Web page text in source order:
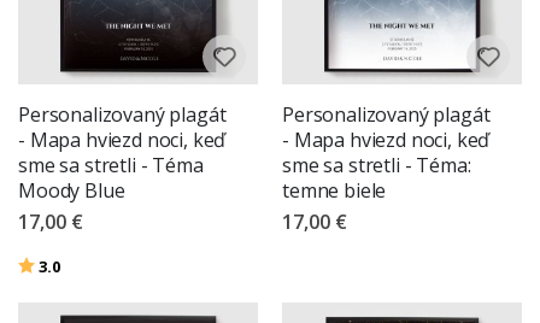
Personalizovaný plagát
- Mapa hviezd noci, keď
sme sa stretli - Téma
Moody Blue
17,00 €
Hodnotenie:
3.0
Personalizovaný plagát
- Mapa hviezd noci, keď
sme sa stretli - Téma:
temne biele
17,00 €